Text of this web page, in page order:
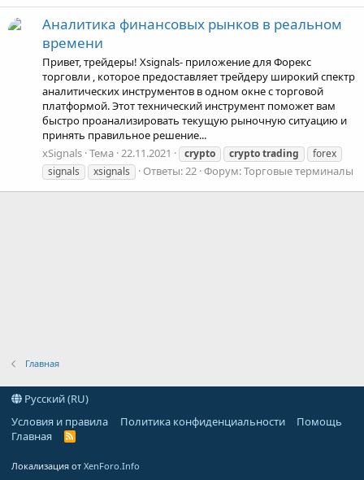
Аналитика финансовых рынков в реальном
времени
Привет, трейдеры! Xsignals- приложение для Форекс
торговли , которое предоставляет трейдеру широкий спектр
аналитических инструментов в одном окне с торговой
платформой. Этот технический инструмент поможет вам
быстро проанализировать текущую рыночную ситуацию и
принять правильное решение...
xSignals Тема 22.11.2021 crypto cryptotrading
forex
signals
xsignals Ответы: 22 Форум:Торговые терминалы
Главная
Русский (RU)
Условия и правила
Политика конфиденциальности
Помощь
Главная
R
Локализация от XenForo.Info